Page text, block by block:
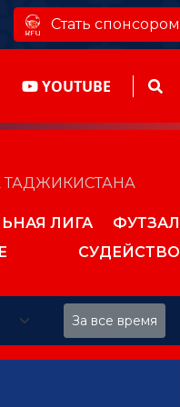
Стать спонсором
YOUTUBE
ЛИГА
ФУТЗАЛ
СУДЕЙСТВО
За все время